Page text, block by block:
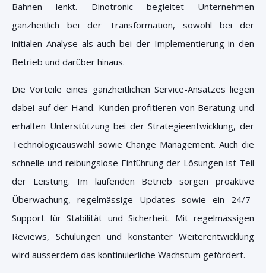
Bahnen lenkt. Dinotronic begleitet Unternehmen
ganzheitlich bei der Transformation, sowohl bei der
initialen Analyse als auch bei der Implementierung in den
Betrieb und darüber hinaus.
Die Vorteile eines ganzheitlichen Service-Ansatzes liegen
dabei auf der Hand. Kunden profitieren von Beratung und
erhalten Unterstützung bei der Strategieentwicklung, der
Technologieauswahl sowie Change Management. Auch die
schnelle und reibungslose Einführung der Lösungen ist Teil
der Leistung. Im laufenden Betrieb sorgen proaktive
Überwachung, regelmässige Updates sowie ein 24/7-
Support für Stabilität und Sicherheit. Mit regelmässigen
Reviews, Schulungen und konstanter Weiterentwicklung
wird ausserdem das kontinuierliche Wachstum gefördert.